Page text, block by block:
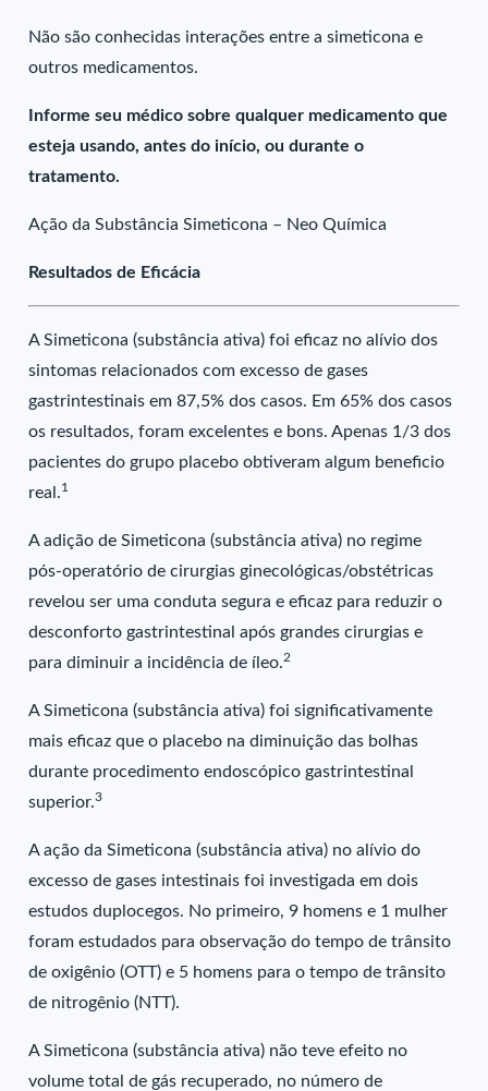
Não são conhecidas interações entre a simeticona e
outros medicamentos.
Informe seu médico sobre qualquer medicamento que
esteja usando, antes do início, ou durante o
tratamento.
Ação da Substância Simeticona – Neo Química
Resultados de Eficácia
A Simeticona (substância ativa) foi eficaz no alívio dos
sintomas relacionados com excesso de gases
gastrintestinais em 87,5% dos casos. Em 65% dos casos
os resultados, foram excelentes e bons. Apenas 1/3 dos
pacientes do grupo placebo obtiveram algum beneficio
real.1
A adição de Simeticona (substância ativa) no regime
pós-operatório de cirurgias ginecológicas/obstétricas
revelou ser uma conduta segura e eficaz para reduzir o
desconforto gastrintestinal após grandes cirurgias e
para diminuir a incidência de íleo.2
A Simeticona (substância ativa) foi significativamente
mais eficaz que o placebo na diminuição das bolhas
durante procedimento endoscópico gastrintestinal
superior.3
A ação da Simeticona (substância ativa) no alívio do
excesso de gases intestinais foi investigada em dois
estudos duplocegos. No primeiro, 9 homens e 1 mulher
foram estudados para observação do tempo de trânsito
de oxigênio (OTT) e 5 homens para o tempo de trânsito
de nitrogênio (NTT).
A Simeticona (substância ativa) não teve efeito no
volume total de gás recuperado, no número de